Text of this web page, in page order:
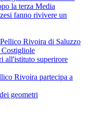
la terza Media
fanno rivivere un
Rivoira di Saluzzo
all'istituto superirore
Rivoira partecipa a
geometri